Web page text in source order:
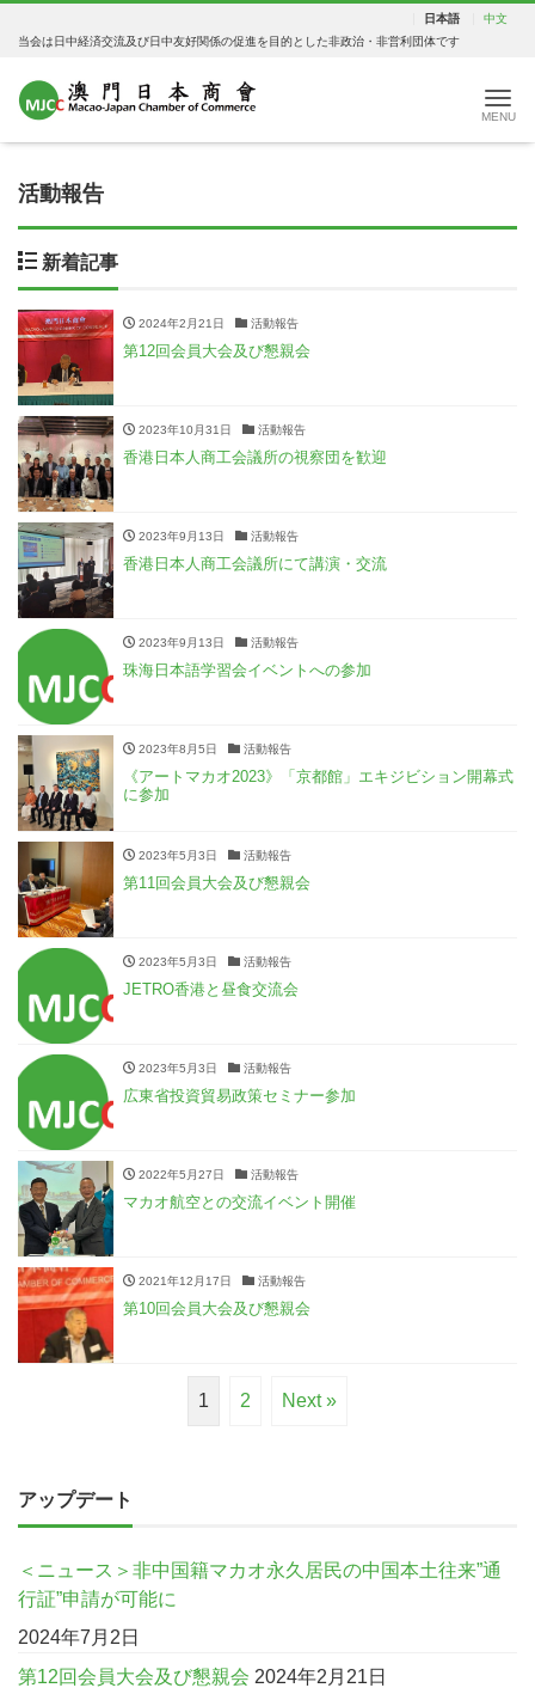
日本語
中文
当会は日中経済交流及び日中友好関係の促進を目的とした非政治・非営利団体です
活動報告
新着記事
2024年2月21日 活動報告
第12回会員大会及び懇親会
2023年10月31日 活動報告
香港日本人商工会議所の視察団を歓迎
2023年9月13日 活動報告
香港日本人商工会議所にて講演・交流
2023年9月13日 活動報告
珠海日本語学習会イベントへの参加
2023年8月5日 活動報告
《アートマカオ2023》「京都館」エキジビション開幕式
に参加
2023年5月3日 活動報告
第11回会員大会及び懇親会
2023年5月3日 活動報告
JETRO香港と昼食交流会
2023年5月3日 活動報告
広東省投資貿易政策セミナー参加
2022年5月27日 活動報告
マカオ航空との交流イベント開催
2021年12月17日 活動報告
第10回会員大会及び懇親会
1 2 Next »
アップデート
＜ニュース＞非中国籍マカオ永久居民の中国本土往来”通
行証”申請が可能に
2024年7月2日
第12回会員大会及び懇親会 2024年2月21日